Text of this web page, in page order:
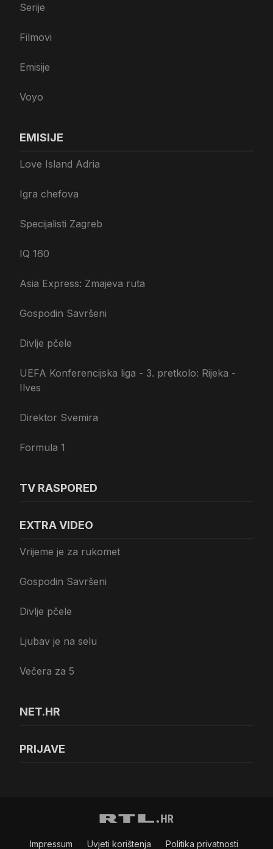
Serije
Filmovi
Emisije
Voyo
EMISIJE
Love Island Adria
Igra chefova
Specijalisti Zagreb
IQ 160
Asia Express: Zmajeva ruta
Gospodin Savršeni
Divlje pčele
UEFA Konferencijska liga - 3. pretkolo: Rijeka -
Ilves
Direktor Svemira
Formula 1
TV RASPORED
EXTRA VIDEO
Vrijeme je za rukomet
Gospodin Savršeni
Divlje pčele
Ljubav je na selu
Večera za 5
NET.HR
PRIJAVE
Impressum Uvjeti korištenja Politika privatnosti